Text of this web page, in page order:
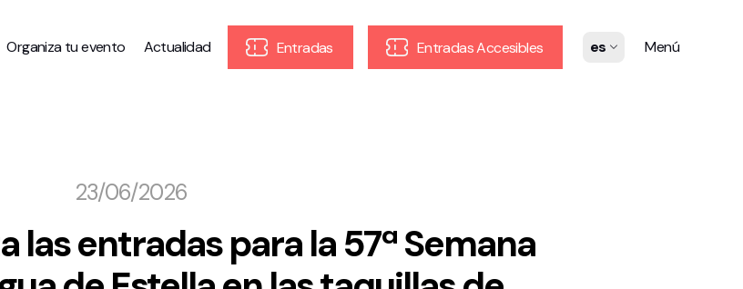
Organiza tu evento Actualidad Entradas Entradas Accesibles es Menú
23/06/2026
las entradas para la 57ª Semana